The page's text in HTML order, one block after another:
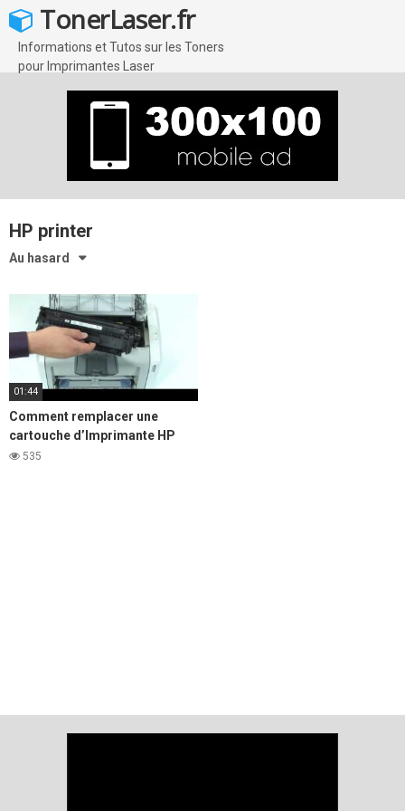
Skip
to
content
TonerLaser.fr
Informations et Tutos sur les Toners
pour Imprimantes Laser
HP printer
Au hasard
01:44
Comment remplacer une
cartouche d’Imprimante HP
LaserJet 1020
535